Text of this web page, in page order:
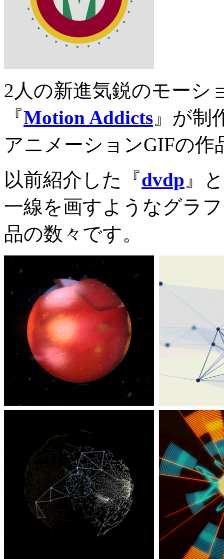
2人の新進気鋭のモーシ
『Motion Addicts 』が制
アニメーションGIFの作
以前紹介した『dvdp 』
一線を画すようなグラ
品の数々です。